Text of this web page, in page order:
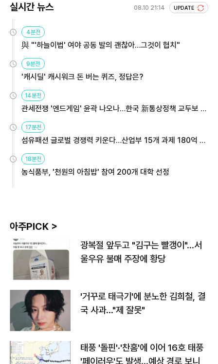
실시간 뉴스 08.10 21:14 UPDATE
4분전
與 "'하늘이법' 여야 공동 발의 괜찮아…그것이 협치"
9분전
'캐시딜' 캐시워크 돈 버는 퀴즈, 정답은?
14분전
관세전쟁 '엔드게임' 윤곽 나오나…한국 新통상정책 교두보 활
17분전
섬유패션 글로벌 경쟁력 키운다…산업부 15개 과제 180억 지
18분전
농식품부, '천원의 아침밥' 참여 200개 대학 선정
아주PICK >
광복절 앞두고 "김구는 빨갱이"…서
울우유 불매 주장에 황당
'거꾸로 태극기'에 분노한 김희철, 결
국 사과…"제 잘못"
태풍 '돌핀'·'찬홈'에 이어 16호 태풍
'페이러우'도 발생…예상 경로 보니